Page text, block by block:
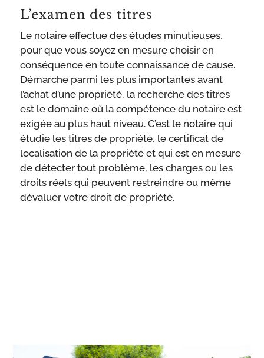
L’examen des titres
Le notaire effectue des études minutieuses,
pour que vous soyez en mesure choisir en
conséquence en toute connaissance de cause.
Démarche parmi les plus importantes avant
l’achat d’une propriété, la recherche des titres
est le domaine où la compétence du notaire est
exigée au plus haut niveau. C’est le notaire qui
étudie les titres de propriété, le certificat de
localisation de la propriété et qui est en mesure
de détecter tout problème, les charges ou les
droits réels qui peuvent restreindre ou même
dévaluer votre droit de propriété.